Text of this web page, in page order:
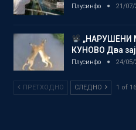
Плусинфо 21/07/
„НАРУШЕНИ
КУНОВО Два
Плусинфо 24/05/
ПРЕТХОДНО СЛЕДНО 1 of